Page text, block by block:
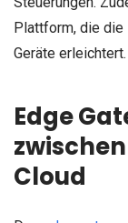
Plattform, die die
Geräte erleichtert.
Edge
Cloud